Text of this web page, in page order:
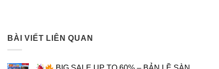
BÀI VIẾT LIÊN QUAN